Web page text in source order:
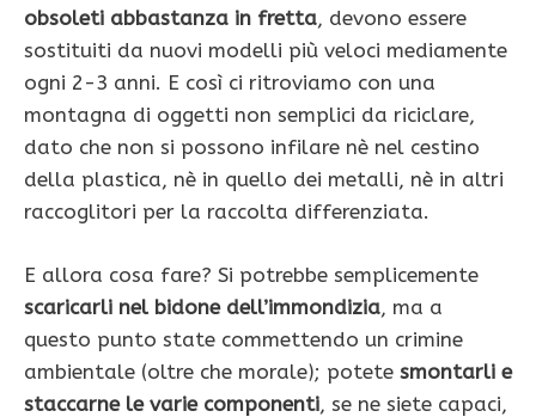
obsoleti abbastanza in fretta, devono essere
sostituiti da nuovi modelli più veloci mediamente
ogni 2-3 anni. E così ci ritroviamo con una
montagna di oggetti non semplici da riciclare,
dato che non si possono infilare nè nel cestino
della plastica, nè in quello dei metalli, nè in altri
raccoglitori per la raccolta differenziata.
E allora cosa fare? Si potrebbe semplicemente
scaricarli nel bidone dell’immondizia, ma a
questo punto state commettendo un crimine
ambientale (oltre che morale); potete smontarli e
staccarne le varie componenti, se ne siete capaci,